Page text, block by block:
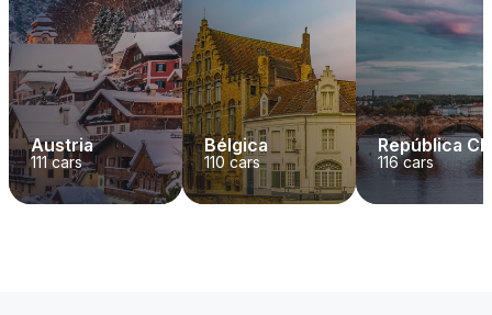
Austria
111cars
Bélgica
110 cars
República
116cars